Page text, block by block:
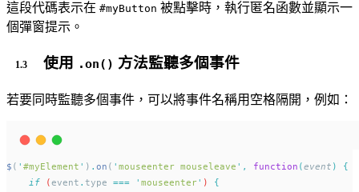
這段代碼表示在 #myButton 被點擊時，執行匿名函數並顯示一
個彈窗提示。
使用 .on() 方法監聽多個事件
若要同時監聽多個事件，可以將事件名稱用空格隔開，例如：
$ ( ' #myElement ' ) . on ( ' mouseenter mouseleave ' , function (event )
{
if (event . type === ' mouseenter' ) {